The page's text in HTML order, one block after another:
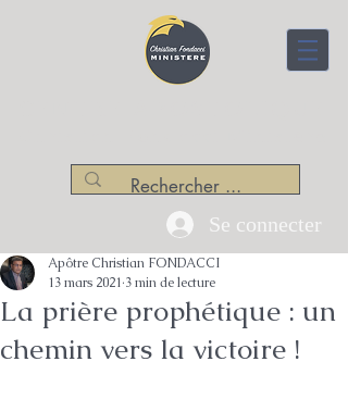
Se connecter
La prière prophétique : un
chemin vers la victoire !
Apôtre Christian FONDACCI
13 mars 2021 3 min de lecture